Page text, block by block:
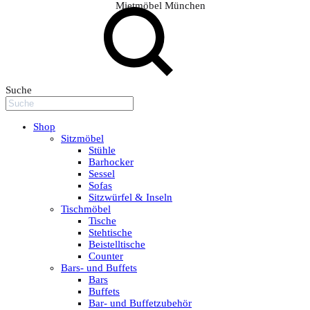
Mietmöbel München
Suche
Shop
Sitzmöbel
Stühle
Barhocker
Sessel
Sofas
Sitzwürfel & Inseln
Tischmöbel
Tische
Stehtische
Beistelltische
Counter
Bars- und Buffets
Bars
Buffets
Bar- und Buffetzubehör